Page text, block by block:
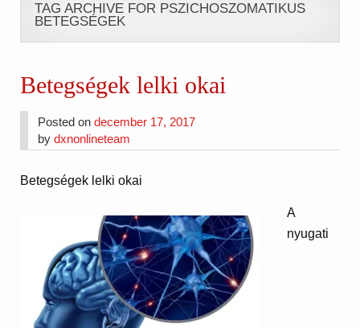
TAG ARCHIVE FOR PSZICHOSZOMATIKUS
BETEGSÉGEK
Betegségek lelki okai
Posted ondecember 17, 2017
bydxnonlineteam
Betegségek lelki okai
A
nyugati